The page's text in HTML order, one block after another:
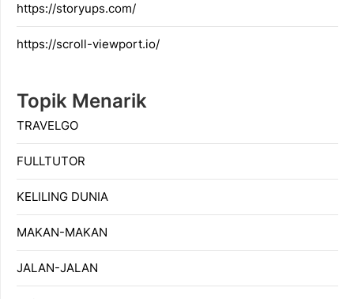
https://storyups.com/
https://scroll-viewport.io/
Topik Menarik
TRAVELGO
FULLTUTOR
KELILING DUNIA
MAKAN-MAKAN
JALAN-JALAN